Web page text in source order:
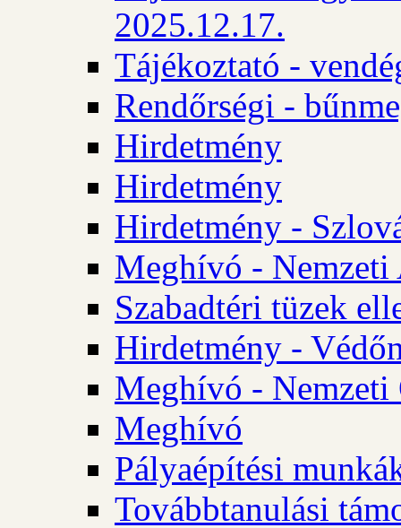
2025.12.17.
Tájékoztató -
Rendőrségi -
Hirdetmény
Hirdetmény
Hirdetmény -
Meghívó - Nemzeti
Szabadtéri tüzek
Hirdetmény -
Meghívó - Nemzeti
Meghívó
Pályaépítési
Továbbtanulási